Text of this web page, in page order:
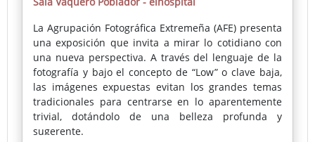
La Agrupación Fotográfica Extremeña (AFE) presenta
una exposición que invita a mirar lo cotidiano con
una nueva perspectiva. A través del lenguaje de la
fotografía y bajo el concepto de “Low” o clave baja,
las imágenes expuestas evitan los grandes temas
tradicionales para centrarse en lo aparentemente
trivial, dotándolo de una belleza profunda y
sugerente.